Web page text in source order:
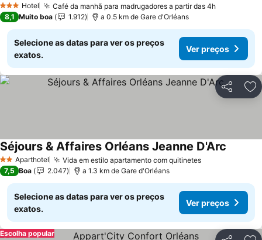
3 EstrelasHotel Café da manhã para madrugadores a partir das 4h
8,1 Muito boa 1.912 a 0.5 km de Gare d'Orléans
Selecione as datas para ver os preços
exatos.
Ver preços
Partilhar
2 EstrelasAparthotel Vida em estilo apartamento com quitinetes
Séjours & Affaires Orléans Jeanne D'Arc
7,5 Boa 2.047 a 1.3 km de Gare d'Orléans
Selecione as datas para ver os preços
exatos.
Ver preços
Escolha popular